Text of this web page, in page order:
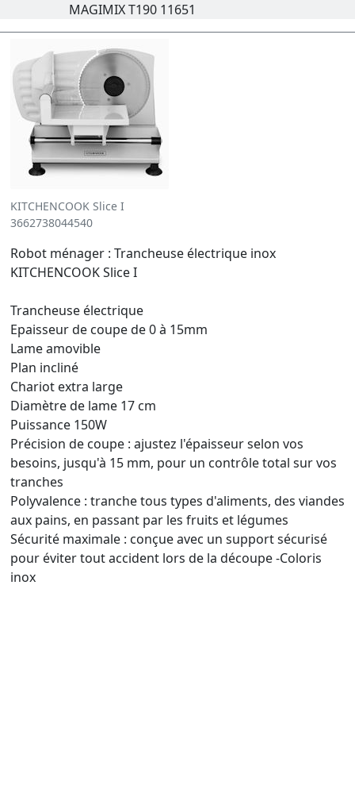
MAGIMIX T190 11651
KITCHENCOOK Slice I
3662738044540
Robot ménager : Trancheuse électrique inox
KITCHENCOOK Slice I
Trancheuse électrique
Epaisseur de coupe de 0 à 15mm
Lame amovible
Plan incliné
Chariot extra large
Diamètre de lame 17 cm
Puissance 150W
Précision de coupe : ajustez l'épaisseur selon vos
besoins, jusqu'à 15 mm, pour un contrôle total sur vos
tranches
Polyvalence : tranche tous types d'aliments, des viandes
aux pains, en passant par les fruits et légumes
Sécurité maximale : conçue avec un support sécurisé
pour éviter tout accident lors de la découpe -Coloris
inox